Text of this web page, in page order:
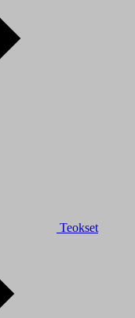
Teokset